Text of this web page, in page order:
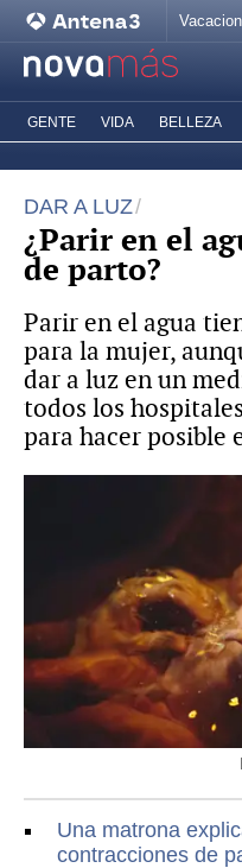
GENTE VIDA BELLEZA
DAR A LUZ
¿Parir en el
de parto?
Parir en el agua
para la mujer,
dar a luz en un
todos los
para hacer posible
Una matrona
contracciones de